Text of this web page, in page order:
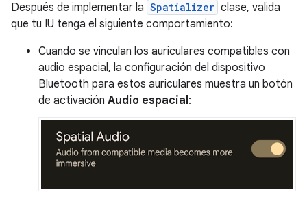
Después de implementar la Spatializer clase, valida
que tu IU tenga el siguiente comportamiento:
Cuando se vinculan los auriculares compatibles con
audio espacial, la configuración del dispositivo
Bluetooth para estos auriculares muestra un botón
de activación Audio espacial: